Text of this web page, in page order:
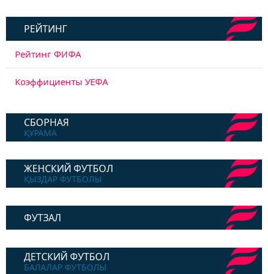
РЕЙТИНГ
Рейтинг ФИФА
Коэффициенты УЕФА
СБОРНАЯ
ҚҰРАМА
ЖЕНСКИЙ ФУТБОЛ
ҚЫЗДАР ФУТБОЛЫ
ФУТЗАЛ
ДЕТСКИЙ ФУТБОЛ
БАЛАЛАР ФУТБОЛЫ